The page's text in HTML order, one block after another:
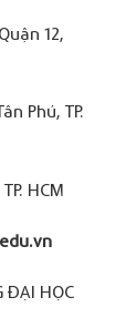
12,
Phú, TP.
HCM
ĐẠI HỌC